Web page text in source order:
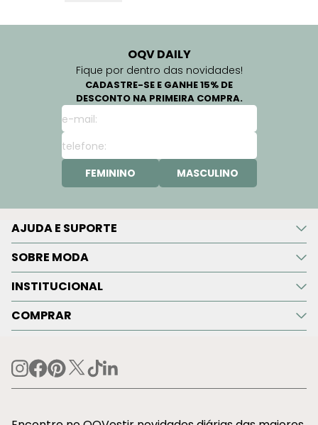
OQV DAILY
Fique por dentro das novidades!
CADASTRE-SE E GANHE 15% DE
DESCONTO NA PRIMEIRA COMPRA.
FEMININO MASCULINO
AJUDA E SUPORTE
SOBRE MODA
INSTITUCIONAL
COMPRAR